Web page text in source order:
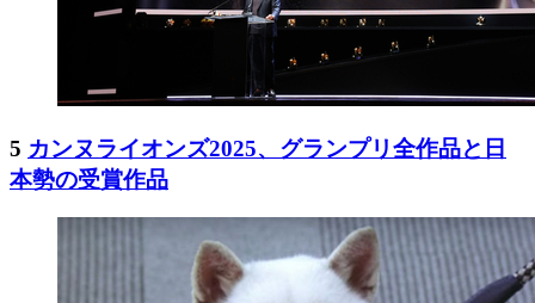
5 カンヌライオンズ2025、グランプリ全作品と日
本勢の受賞作品